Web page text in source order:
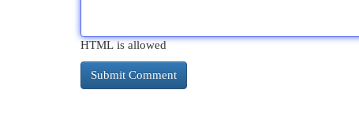
HTML is allowed